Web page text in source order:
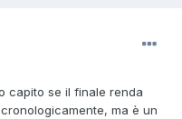
capito se il finale renda
ma è un